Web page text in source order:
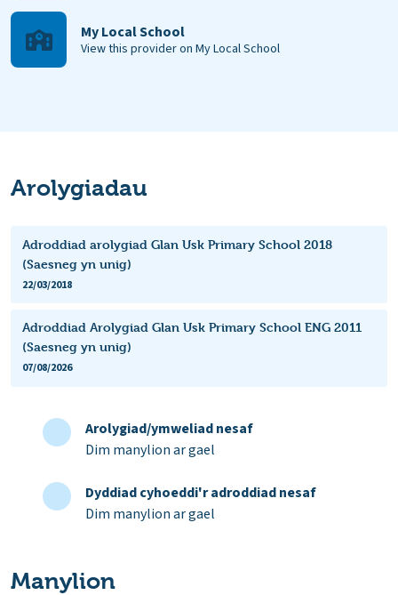
My Local School
View this provider on My Local School
Arolygiadau
Adroddiad arolygiad Glan Usk Primary School 2018
(Saesneg yn unig)
22/03/2018
Adroddiad Arolygiad Glan Usk Primary School ENG 2011
(Saesneg yn unig)
07/08/2026
Arolygiad/ymweliad nesaf
Dim manylion ar gael
Dyddiad cyhoeddi'r adroddiad nesaf
Dim manylion ar gael
Manylion